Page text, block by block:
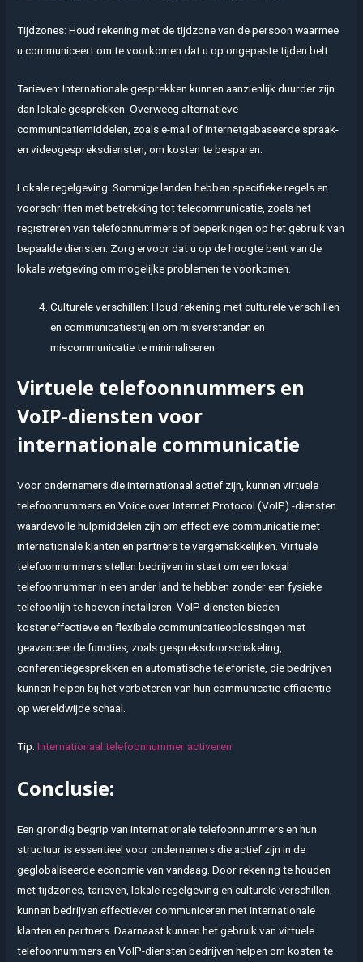
Tijdzones: Houd rekening met de tijdzone van de persoon waarmee
u communiceert om te voorkomen dat u op ongepaste tijden belt.
Tarieven: Internationale gesprekken kunnen aanzienlijk duurder zijn
dan lokale gesprekken. Overweeg alternatieve
communicatiemiddelen, zoals e-mail of internetgebaseerde spraak-
en videogespreksdiensten, om kosten te besparen.
Lokale regelgeving: Sommige landen hebben specifieke regels en
voorschriften met betrekking tot telecommunicatie, zoals het
registreren van telefoonnummers of beperkingen op het gebruik van
bepaalde diensten. Zorg ervoor dat u op de hoogte bent van de
lokale wetgeving om mogelijke problemen te voorkomen.
Culturele verschillen: Houd rekening met culturele verschillen
en communicatiestijlen om misverstanden en
miscommunicatie te minimaliseren.
Virtuele telefoonnummers en
VoIP-diensten voor
internationale communicatie
Voor ondernemers die internationaal actief zijn, kunnen virtuele
telefoonnummers en Voice over Internet Protocol (VoIP) -diensten
waardevolle hulpmiddelen zijn om effectieve communicatie met
internationale klanten en partners te vergemakkelijken. Virtuele
telefoonnummers stellen bedrijven in staat om een lokaal
telefoonnummer in een ander land te hebben zonder een fysieke
telefoonlijn te hoeven installeren. VoIP-diensten bieden
kosteneffectieve en flexibele communicatieoplossingen met
geavanceerde functies, zoals gespreksdoorschakeling,
conferentiegesprekken en automatische telefoniste, die bedrijven
kunnen helpen bij het verbeteren van hun communicatie-efficiëntie
op wereldwijde schaal.
Tip:Internationaal telefoonnummer activeren
Conclusie:
Een grondig begrip van internationale telefoonnummers en hun
structuur is essentieel voor ondernemers die actief zijn in de
geglobaliseerde economie van vandaag. Door rekening te houden
met tijdzones, tarieven, lokale regelgeving en culturele verschillen,
kunnen bedrijven effectiever communiceren met internationale
klanten en partners. Daarnaast kunnen het gebruik van virtuele
telefoonnummers en VoIP-diensten bedrijven helpen om kosten te